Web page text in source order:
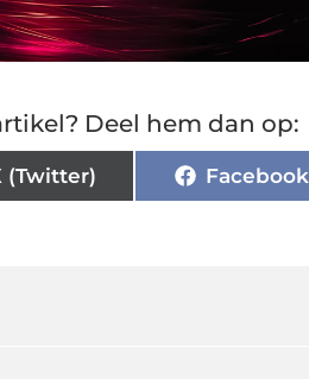
Deel hem dan op:
(Twitter) Facebook